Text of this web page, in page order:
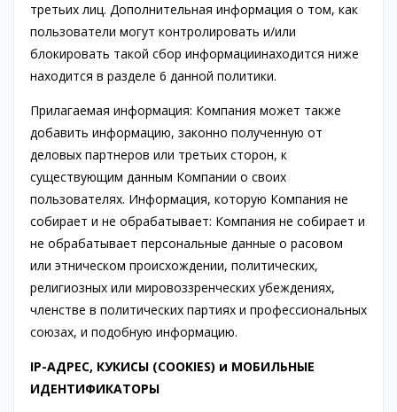
третьих лиц. Дополнительная информация о том, как
пользователи могут контролировать и/или
блокировать такой сбор информациинаходится ниже
находится в разделе 6 данной политики.
Прилагаемая информация: Компания может также
добавить информацию, законно полученную от
деловых партнеров или третьих сторон, к
существующим данным Компании о своих
пользователях. Информация, которую Компания не
собирает и не обрабатывает: Компания не собирает и
не обрабатывает персональные данные о расовом
или этническом происхождении, политических,
религиозных или мировоззренческих убеждениях,
членстве в политических партиях и профессиональных
союзах, и подобную информацию.
IP-АДРЕС, КУКИСЫ (COOKIES) и МОБИЛЬНЫЕ
ИДЕНТИФИКАТОРЫ